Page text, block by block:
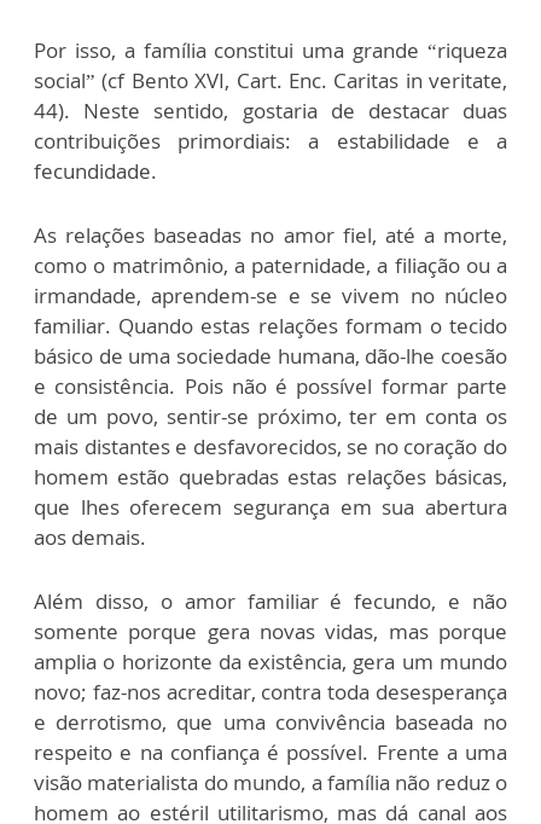
Por isso, a família constitui uma grande “riqueza
social” (cf Bento XVI, Cart. Enc. Caritas in veritate,
44). Neste sentido, gostaria de destacar duas
contribuições primordiais: a estabilidade e a
fecundidade.
As relações baseadas no amor fiel, até a morte,
como o matrimônio, a paternidade, a filiação ou a
irmandade, aprendem-se e se vivem no núcleo
familiar. Quando estas relações formam o tecido
básico de uma sociedade humana, dão-lhe coesão
e consistência. Pois não é possível formar parte
de um povo, sentir-se próximo, ter em conta os
mais distantes e desfavorecidos, se no coração do
homem estão quebradas estas relações básicas,
que lhes oferecem segurança em sua abertura
aos demais.
Além disso, o amor familiar é fecundo, e não
somente porque gera novas vidas, mas porque
amplia o horizonte da existência, gera um mundo
novo; faz-nos acreditar, contra toda desesperança
e derrotismo, que uma convivência baseada no
respeito e na confiança é possível. Frente a uma
visão materialista do mundo, a família não reduz o
homem ao estéril utilitarismo, mas dá canal aos